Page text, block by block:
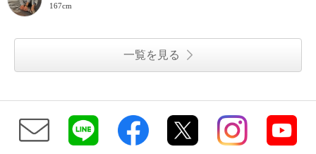
167cm
一覧を見る